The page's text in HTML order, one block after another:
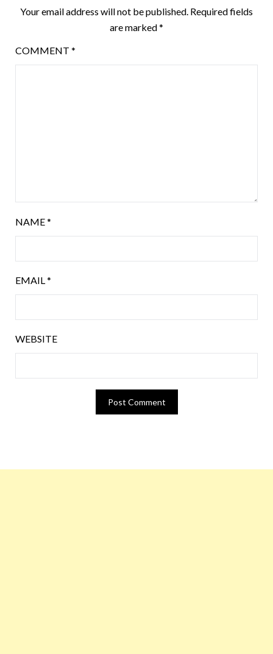
Your email address will not be published. Required fields
are marked*
COMMENT *
NAME*
EMAIL*
WEBSITE